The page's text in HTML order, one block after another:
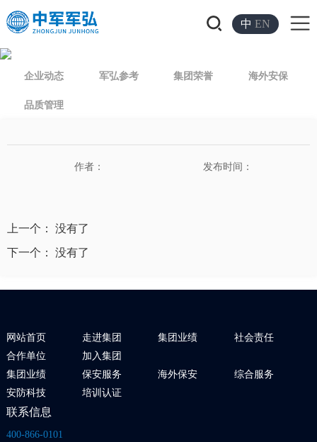
中EN
企业动态 军弘参考 集团荣誉 海外安保
品质管理
作者： 发布时间：
上一个： 没有了
下一个： 没有了
网站首页 走进集团 集团业绩
社会责任
合作单位
加入集团
集团业绩
保安服务 海外保安
综合服务
安防科技
培训认证
联系信息
400-866-0101